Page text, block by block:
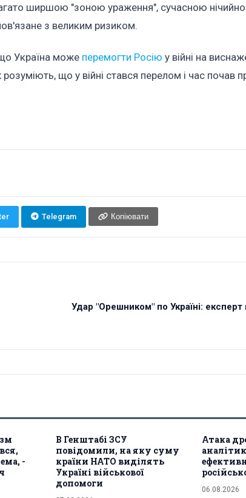
ширшою "зоною ураження", сучасною
з великим ризиком.
Україна може перемогти Росію у війні на
що у війні стався перелом і час почав
Telegram Копіювати
Удар "Орешником" по Україні: експерт
-
В Генштабі ЗСУ
повідомили, на яку суму
країни НАТО виділять
Україні військової
допомоги
Атака
06.08.2026